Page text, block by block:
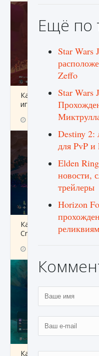
Как приручить
игре Creatures of Ava
9 августа 2024
Как разблокировать
Creatures of Ava
Как приручить
Ещё по
Star Wars
Zeffo
Star Wars
Destiny 2:
для PvP и
Elden
новости,
трейлеры
Horizon